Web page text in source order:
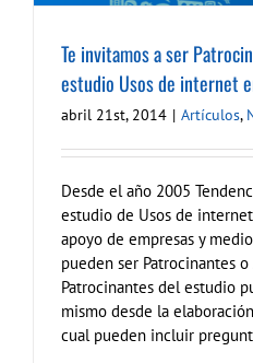
Te invitamos a ser
estudio Usos de internet
abril 21st, 2014 | Artículos,
Desde el año 2005
estudio de Usos de
apoyo de empresas y
pueden ser Patrocinantes
Patrocinantes del estudio
mismo desde la
cual pueden incluir